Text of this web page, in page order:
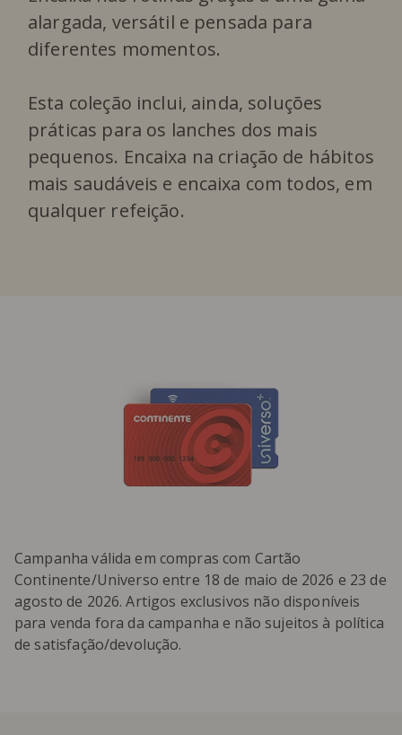
alargada, versátil e pensada para
diferentes momentos.
Esta coleção inclui, ainda, soluções
práticas para os lanches dos mais
pequenos. Encaixa na criação de hábitos
mais saudáveis e encaixa com todos, em
qualquer refeição.
Campanha válida em compras com Cartão
Continente/Universo entre 18 de maio de 2026 e 23 de
agosto de 2026. Artigos exclusivos não disponíveis
para venda fora da campanha e não sujeitos à política
de satisfação/devolução.